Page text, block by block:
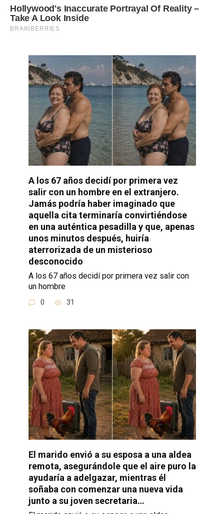
A los 67 años decidí por primera vez
salir con un hombre en el extranjero.
Jamás podría haber imaginado que
aquella cita terminaría convirtiéndose
en una auténtica pesadilla y que, apenas
unos minutos después, huiría
aterrorizada de un misterioso
desconocido
A los 67 años decidí por primera vez salir con
un hombre
0 31
El marido envió a su esposa a una aldea
remota, asegurándole que el aire puro la
ayudaría a adelgazar, mientras él
soñaba con comenzar una nueva vida
junto a su joven secretaria…